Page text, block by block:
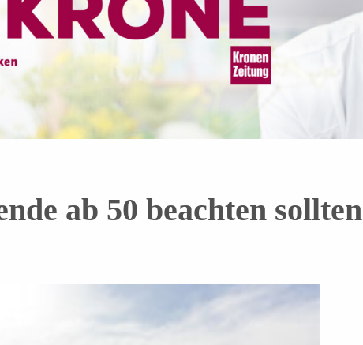
ab 50 beachten sollten